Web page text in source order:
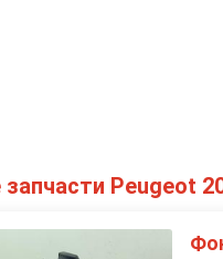
запчасти Peugeot